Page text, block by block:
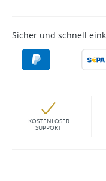
Sicher und schnell
KOSTENLOSER
SUPPORT